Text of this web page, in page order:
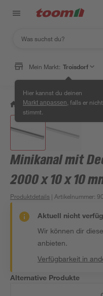
Mein Markt: Troisdorf
Hier kannst du deinen
Markt anpassen , falls er nicht
stimmt.
/ Bauen & Renovieren /
Minikanal mit
2000 x 10 x 10
Produktdetails | Artikelnummer:
Aktuell nicht
Wir können dir
anbieten.
Verfügbarkeit in
Alternative Produkte